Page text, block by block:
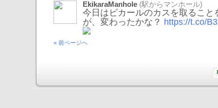
EkikaraManhole (駅からマンホール)
今日はピカールのカスを取ること
が、変わったかな？ https://t.co/
« 前ページへ